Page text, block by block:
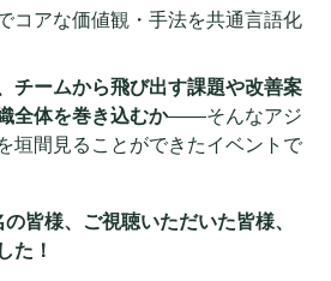
コアな価値観・手法を共通言語化
チームから飛び出す課題や改善案
全体を巻き込むか――そんなアジ
垣間見ることができたイベントで
皆様、ご視聴いただいた皆様、
た！